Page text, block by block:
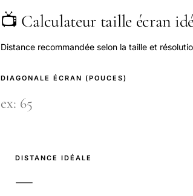
📺 Calculateur taille écran
Distance recommandée selon la taille et
DIAGONALE ÉCRAN (POUCES)
DISTANCE IDÉALE
—